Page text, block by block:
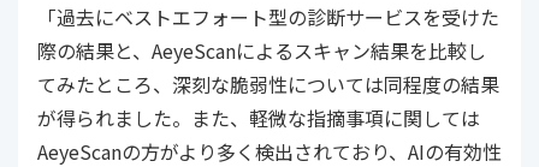
「過去にベストエフォート型の診断サービスを受けた
際の結果と、AeyeScanによるスキャン結果を比較し
てみたところ、深刻な脆弱性については同程度の結果
が得られました。また、軽微な指摘事項に関しては
AeyeScanの方がより多く検出されており、AIの有効性